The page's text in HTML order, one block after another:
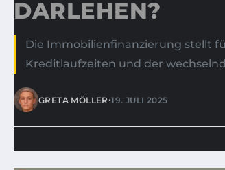
DARLEHEN?
Die Immobilienfinanzierung stellt
Kreditlaufzeiten und der
GRETA MÖLLER•19. JULI 2025